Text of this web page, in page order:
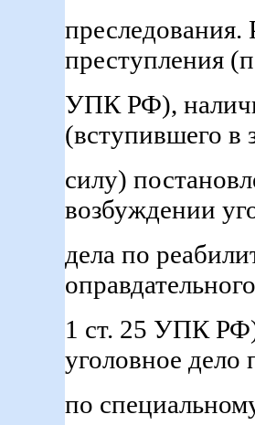
преследования.
преступления
УПК РФ),
(вступившего в
силу)
возбуждении
дела по
1 ст. 25 УПК
уголовное дело
по